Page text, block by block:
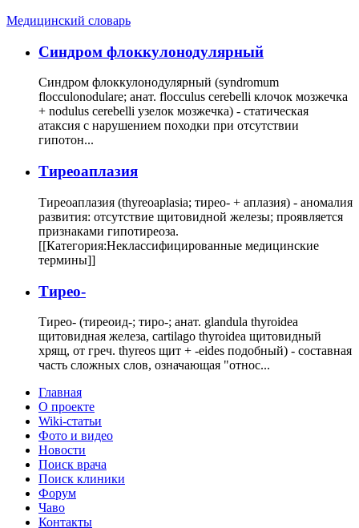
Медицинский словарь
Cиндром флоккулонодулярный
Синдром флоккулонодулярный (syndromum
flocculonodulare; анат. flocculus cerebelli клочок мозжечка
+ nodulus cerebelli узелок мозжечка) - статическая
атаксия с нарушением походки при отсутствии
гипотон...
Тиреоаплазия
Тиреоаплазия (thyreoaplasia; тирео- + аплазия) - аномалия
развития: отсутствие щитовидной железы; проявляется
признаками гипотиреоза.
[[Категория:Неклассифицированные медицинские
термины]]
Тирео-
Тирео- (тиреоид-; тиро-; анат. glandula thyroidea
щитовидная железа, cartilago thyroidea щитовидный
хрящ, от греч. thyreos щит + -eides подобный) - составная
часть сложных слов, означающая "относ...
Главная
О проекте
Wiki-статьи
Фото и видео
Новости
Поиск врача
Поиск клиники
Форум
Чаво
Контакты